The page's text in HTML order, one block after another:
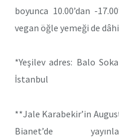
boyunca 10.00’dan -
vegan öğle yemeği de
*Yeşilev adres: Balo
İstanbul
**Jale Karabekir’in
Bianet’de